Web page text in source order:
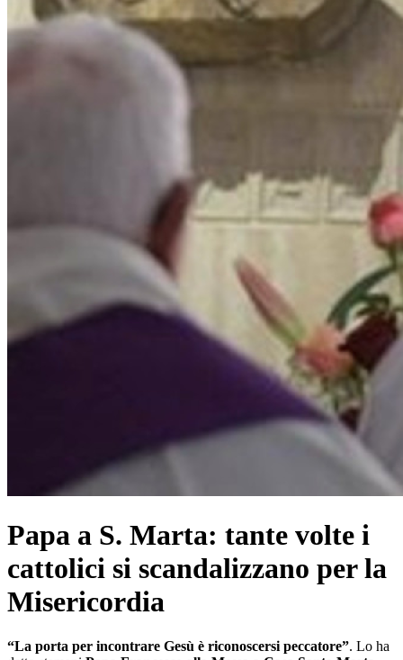
Papa a S. Marta: tante volte i
cattolici si scandalizzano per la
Misericordia
“La porta per incontrare Gesù è riconoscersi peccatore”. Lo ha